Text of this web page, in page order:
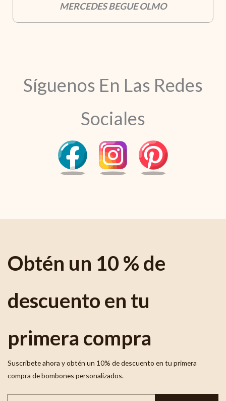
MERCEDES BEGUE OLMO
Síguenos En Las Redes
Sociales
Obtén un 10 % de
descuento en tu
primera compra
Suscríbete ahora y obtén un 10% de descuento en tu primera
compra de bombones personalizados.